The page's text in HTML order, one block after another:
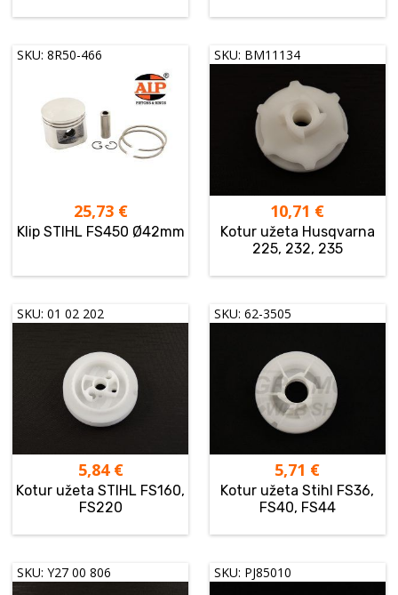
SKU: 8R50-466
25,73 €
Klip STIHL FS450 Ø42mm
SKU: BM11134
10,71 €
Kotur užeta Husqvarna
225, 232, 235
SKU: 01 02 202
5,84 €
Kotur užeta STIHL FS160,
FS220
SKU: 62-3505
5,71 €
Kotur užeta Stihl FS36,
FS40, FS44
SKU: Y27 00 806 SKU: PJ85010